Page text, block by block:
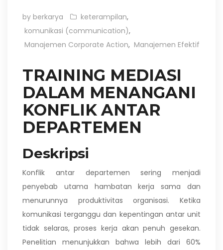
by berkarya keterampilan,
komunikasi (communication),
Manajemen Corporate Action, Manajemen Efektif
TRAINING MEDIASI
DALAM MENANGANI
KONFLIK ANTAR
DEPARTEMEN
Deskripsi
Konflik antar departemen sering menjadi
penyebab utama hambatan kerja sama dan
menurunnya produktivitas organisasi. Ketika
komunikasi terganggu dan kepentingan antar unit
tidak selaras, proses kerja akan penuh gesekan.
Penelitian menunjukkan bahwa lebih dari 60%